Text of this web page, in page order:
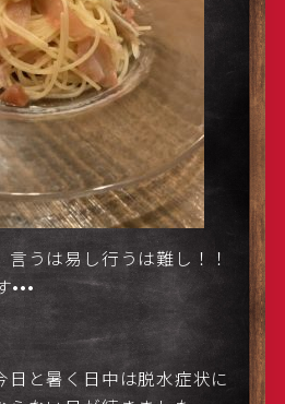
うは易し行うは難し！！
日と暑く日中は脱水症状に